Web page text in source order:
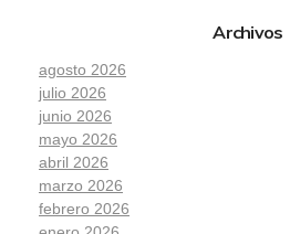
Archivos
agosto 2026
julio 2026
junio 2026
mayo 2026
abril 2026
marzo 2026
febrero 2026